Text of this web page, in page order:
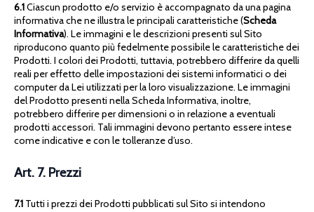
6.1Ciascun prodotto e/o servizio è accompagnato da una pagina
informativa che ne illustra le principali caratteristiche (Scheda
Informativa). Le immagini e le descrizioni presenti sul Sito
riproducono quanto più fedelmente possibile le caratteristiche dei
Prodotti. I colori dei Prodotti, tuttavia, potrebbero differire da quelli
reali per effetto delle impostazioni dei sistemi informatici o dei
computer da Lei utilizzati per la loro visualizzazione. Le immagini
del Prodotto presenti nella Scheda Informativa, inoltre,
potrebbero differire per dimensioni o in relazione a eventuali
prodotti accessori. Tali immagini devono pertanto essere intese
come indicative e con le tolleranze d’uso.
Art. 7. Prezzi
7.1 Tutti i prezzi dei Prodotti pubblicati sul Sito si intendono